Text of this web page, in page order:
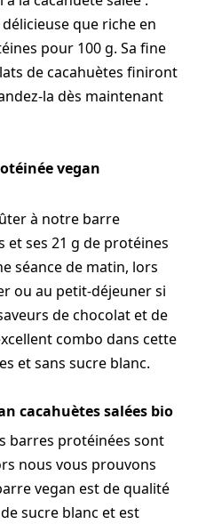
que riche en
pour 100 g. Sa fine
de cacahuètes finiront
la dès maintenant
vegan
à notre barre
et ses 21 g de protéines
séance de matin, lors
ou au petit-déjeuner si
de chocolat et de
combo dans cette
et sans sucre blanc.
cacahuètes salées bio
barres protéinées sont
nous vous prouvons
vegan est de qualité
sucre blanc et est